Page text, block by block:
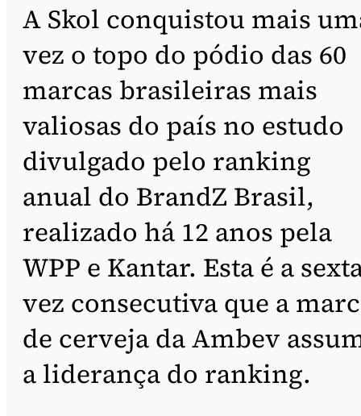
A Skol conquistou mais
vez o topo do pódio das 60
marcas brasileiras mais
valiosas do país no estudo
divulgado pelo ranking
anual do BrandZ Brasil,
realizado há 12 anos pela
WPP e Kantar. Esta é a
vez consecutiva que a
de cerveja da Ambev
a liderança do ranking.